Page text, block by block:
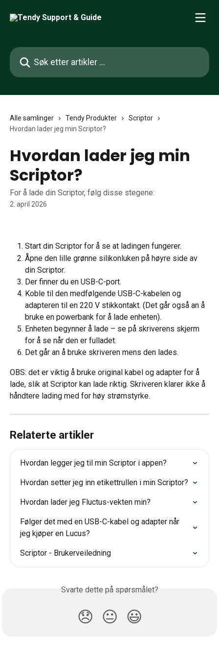
Søk etter artikler ...
Alle samlinger Tendy Produkter
Scriptor
Hvordan lader jeg min Scriptor?
Hvordan lader jeg min
Scriptor?
For å lade din Scriptor, følg disse stegene:
2. april 2026
Start din Scriptor for å se at ladingen fungerer.
Åpne den lille grønne silikonluken på høyre side av
din Scriptor.
Der finner du en USB-C-port.
Koble til den medfølgende USB-C-kabelen og
adapteren til en 220 V stikkontakt. (Det går også an å
bruke en powerbank for å lade enheten).
Enheten begynner å lade – se på skriverens skjerm
for å se når den er fulladet.
Det går an å bruke skriveren mens den lades.
OBS: det er viktig å bruke original kabel og adapter for å
lade, slik at Scriptor kan lade riktig. Skriveren klarer ikke å
håndtere lading med for høy strømstyrke.
Relaterte artikler
Hvordan legger jeg til min Scriptor i appen?
Hvordan setter jeg inn etikettrullen i min Scriptor?
Hvordan lader jeg Fluctus-vekten min?
Følger det med en USB-C-kabel og adapter når
jeg kjøper en Lucus?
Scriptor - Brukerveiledning
Svarte dette på spørsmålet?
😞 😐 😃